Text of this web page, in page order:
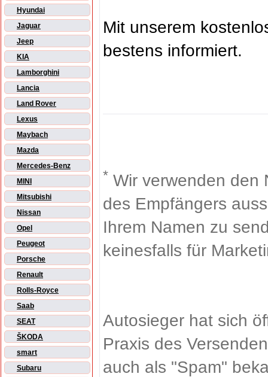
Hyundai
Jaguar
Jeep
KIA
Lamborghini
Lancia
Land Rover
Lexus
Maybach
Mazda
Mercedes-Benz
MINI
Mitsubishi
Nissan
Opel
Peugeot
Porsche
Renault
Rolls-Royce
Saab
SEAT
ŠKODA
smart
Subaru
Mit unserem
bestens informiert.
* Wir verwenden den
des Empfängers
Ihrem Namen zu
keinesfalls für
Autosieger hat sich
Praxis des
auch als "Spam"